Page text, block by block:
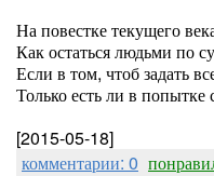
На повестке текущего
Как остаться людьми по
Если в том, чтоб задать
Только есть ли в
[2015-05-18]
комментарии: 0